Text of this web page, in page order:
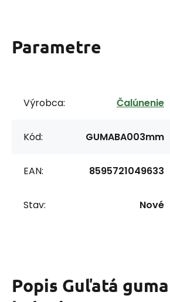
Parametre
Výrobca: Čalúnenie
Kód: GUMABA003mm
EAN: 8595721049633
Stav: Nové
Popis Guľatá